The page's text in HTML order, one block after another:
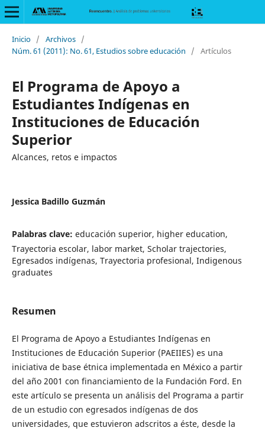
Inicio / Archivos /
Núm. 61 (2011): No. 61, Estudios sobre educación
/ Artículos
El Programa de Apoyo a
Estudiantes Indígenas en
Instituciones de Educación
Superior
Alcances, retos e impactos
Jessica Badillo Guzmán
Palabras clave: educación superior, higher education,
Trayectoria escolar, labor market, Scholar trajectories,
Egresados indígenas, Trayectoria profesional, Indigenous
graduates
Resumen
El Programa de Apoyo a Estudiantes Indígenas en
Instituciones de Educación Superior (PAEIIES) es una
iniciativa de base étnica implementada en México a partir
del año 2001 con financiamiento de la Fundación Ford. En
este artículo se presenta un análisis del Programa a partir
de un estudio con egresados indígenas de dos
universidades, que estuvieron adscritos a éste, desde la